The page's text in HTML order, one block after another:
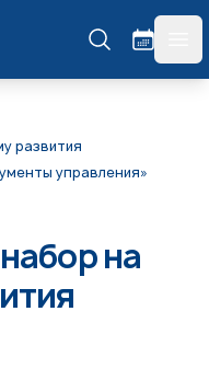
развития
управления»
на